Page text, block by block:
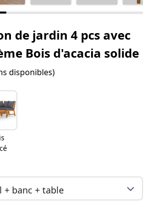
de jardin 4 pcs avec
Bois d'acacia solide
disponibles)
+ banc + table